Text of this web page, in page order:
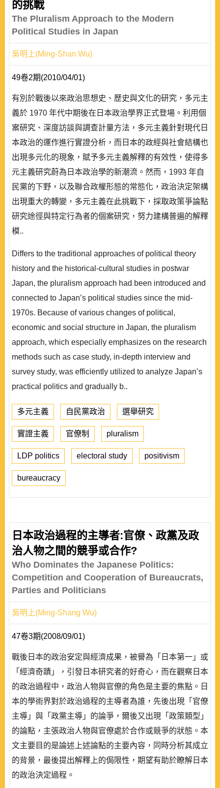
的挑戰
The Pluralism Approach to the Modern
Political Studies in Japan
吳明上(Ming-Shan Wu)
49卷2期(2010/04/01)
有別於戰後以來政治思想史、歷史與文化的研究，多元主
義於 1970 年代中期後在日本政治學界正式登場。利用個
案研究、深度訪談與調查計量方法，多元主義針對現代日
本政治的運作進行實證分析，而日本的政經與社會結構也
出現多元化的現象，賦予多元主義解釋的有效性，使得多
元主義研究蔚為日本政治學的新潮流。然而，1993 年自
民黨的下野，以及聯合政權形態的常態化，政治決定架構
出現重大的轉變，多元主義在此挑戰下，採取政策爭論點
研究途徑與特定行為者的個案研究，努力建構普遍的解釋
模..
Differs to the traditional approaches of political theory
history and the historical-cultural studies in postwar
Japan, the pluralism approach had been introduced and
connected to Japan’s political studies since the mid-
1970s. Because of various changes of political,
economic and social structure in Japan, the pluralism
approach, which especially emphasizes on the research
methods such as case study, in-depth interview and
survey study, was efficiently utilized to analyze Japan’s
practical politics and gradually b..
多元主義 自民黨政治 選舉研究
實證主義 官僚制 pluralism
LDP politics electoral study positivism
bureaucracy
日本政治過程的主導者:官僚、政黨及政
治人物之間的競爭或合作?
Who Dominates the Japanese Politics:
Competition and Cooperation of Bureaucrats,
Parties and Politicians
吳明上(Ming-Shang Wu)
47卷3期(2008/09/01)
戰後日本的政治安定與經濟成果，被譽為「日本第一」或
「經濟奇蹟」，引發日本研究者的好奇心，而在觀察日本
的政治過程中，政治人物與官僚的角色是主要的焦點。日
本的學術界對於政治過程的主導者為誰，先後出現「官僚
主導」與「政黨主導」的論爭，爾後又出現「政策類型」
的論點，主張政治人物與官僚處於合作或競爭的狀態。本
文主要目的是論述上述論點的主要內容，同時分析其成立
的背景，最後提出解釋上的侷限性，期望有助於瞭解日本
的政治決定過程。